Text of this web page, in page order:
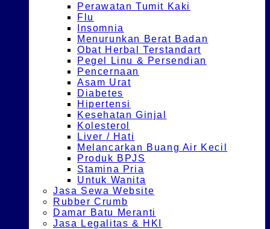
Perawatan Tumit Kaki
Flu
Insomnia
Menurunkan Berat Badan
Obat Herbal Terstandart
Pegel Linu & Persendian
Pencernaan
Asam Urat
Diabetes
Hipertensi
Kesehatan Ginjal
Kolesterol
Liver / Hati
Melancarkan Buang Air Kecil
Produk BPJS
Stamina Pria
Untuk Wanita
Jasa Sewa Website
Rubber Crumb
Damar Batu Meranti
Jasa Legalitas & HKI